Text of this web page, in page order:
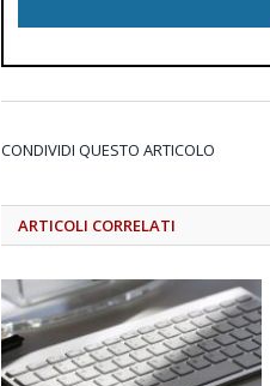
CONDIVIDI QUESTO ARTICOLO
ARTICOLI CORRELATI